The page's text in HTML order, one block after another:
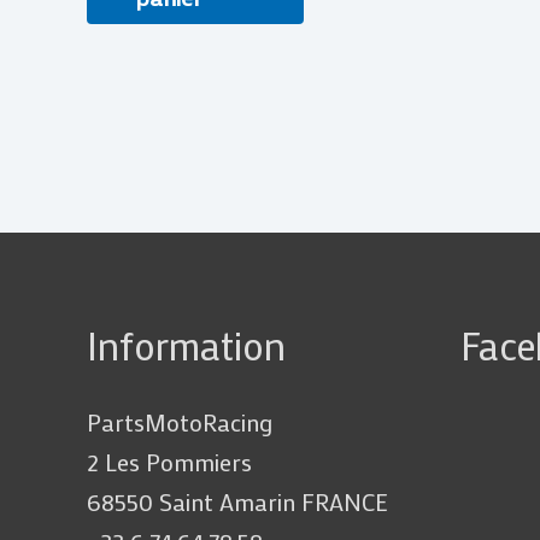
Information
PartsMotoRacing
2 Les Pommiers
68550 Saint Amarin FRANCE